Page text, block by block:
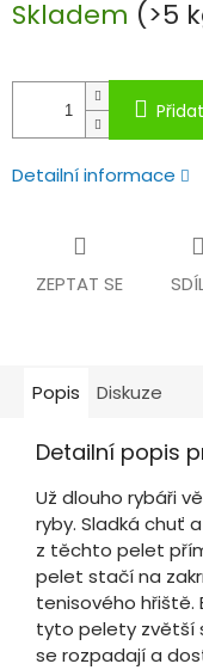
cena:
Skladem (>5
Detailní informace
ZEPTAT SE
Popis Diskuze
Detailní popis
Už dlouho rybáři
ryby. Sladká chuť
z těchto pelet
pelet stačí na
tenisového hřiště.
tyto pelety zvětší
se rozpadají a